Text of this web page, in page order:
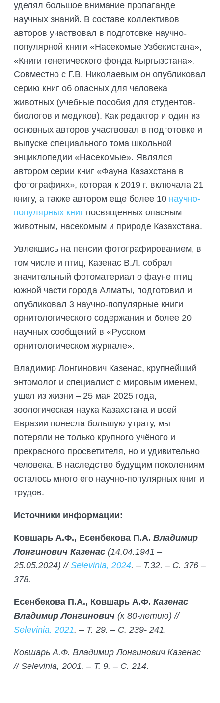
уделял большое внимание пропаганде
научных знаний. В составе коллективов
авторов участвовал в подготовке научно-
популярной книги «Насекомые Узбекистана»,
«Книги генетического фонда Кыргызстана».
Совместно с Г.В. Николаевым он опубликовал
серию книг об опасных для человека
животных (учебные пособия для студентов-
биологов и медиков). Как редактор и один из
основных авторов участвовал в подготовке и
выпуске специального тома школьной
энциклопедии «Насекомые». Являлся
автором серии книг «Фауна Казахстана в
фотографиях», которая к 2019 г. включала 21
книгу, а также автором еще более 10 научно-
популярных книг посвященных опасным
животным, насекомым и природе Казахстана.
Увлекшись на пенсии фотографированием, в
том числе и птиц, Казенас В.Л. собрал
значительный фотоматериал о фауне птиц
южной части города Алматы, подготовил и
опубликовал 3 научно-популярные книги
орнитологического содержания и более 20
научных сообщений в «Русском
орнитологическом журнале».
Владимир Лонгинович Казенас, крупнейший
энтомолог и специалист с мировым именем,
ушел из жизни – 25 мая 2025 года,
зоологическая наука Казахстана и всей
Евразии понесла большую утрату, мы
потеряли не только крупного учёного и
прекрасного просветителя, но и удивительно
человека. В наследство будущим поколениям
осталось много его научно-популярных книг и
трудов.
Источники информации:
Ковшарь А.Ф., Есенбекова П.А. Владимир
Лонгинович Казенас (14.04.1941 –
25.05.2024) //Selevinia, 2024. – Т.32. – С. 376 –
378.
Есенбекова П.А., Ковшарь А.Ф. Казенас
Владимир Лонгинович (к 80-летию) //
Selevinia, 2021. – Т. 29. – С. 239- 241.
Ковшарь А.Ф. Владимир Лонгинович Казенас
// Selevinia, 2001. – Т. 9. – С. 214.